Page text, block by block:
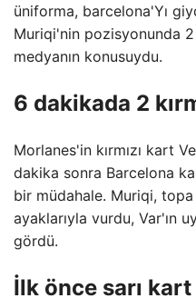
üniforma, barcelona'Yı
Muriqi'nin pozisyonunda 2
medyanın konusuydu.
6 dakikada 2
Morlanes'in kırmızı kart
dakika sonra Barcelona
bir müdahale. Muriqi, topa
ayaklarıyla vurdu, Var'ın
gördü.
İlk önce sarı